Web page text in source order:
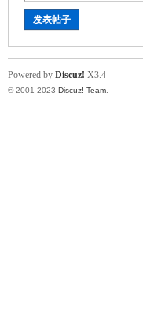
发表帖子
Powered by Discuz! X3.4
© 2001-2023 Discuz! Team.